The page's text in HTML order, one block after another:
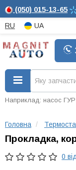
(050) 015-13-65
RU UA
Наприклад: насос ГУР
Головна
Прокладка,
0